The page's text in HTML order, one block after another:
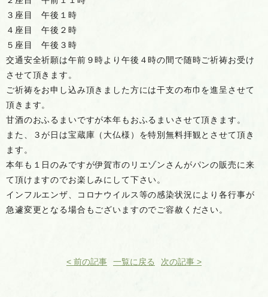
３座目 午後１時
４座目 午後２時
５座目 午後３時
交通安全祈願は午前９時より午後４時の間で随時ご祈祷お受け
させて頂きます。
ご祈祷をお申し込み頂きました方には干支の布巾を進呈させて
頂きます。
甘酒のおふるまいですが本年も おふるまいさせて頂きます 。
また、３が日は宝蔵庫（大仏様）を特別無料拝観とさせて頂き
ます。
本年も１日のみですが伊賀市のリエゾンさんがパンの販売に来
て頂けますのでお楽しみにして下さい。
インフルエンザ、コロナウイルス等の感染状況により各行事が
急遽変更となる場合もございますのでご容赦ください。
< 前の記事 一覧に戻る 次の記事 >